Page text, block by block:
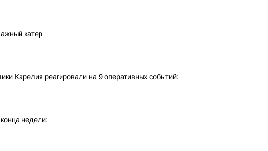
катер
Карелия реагировали на 9 оперативных событий:
недели: